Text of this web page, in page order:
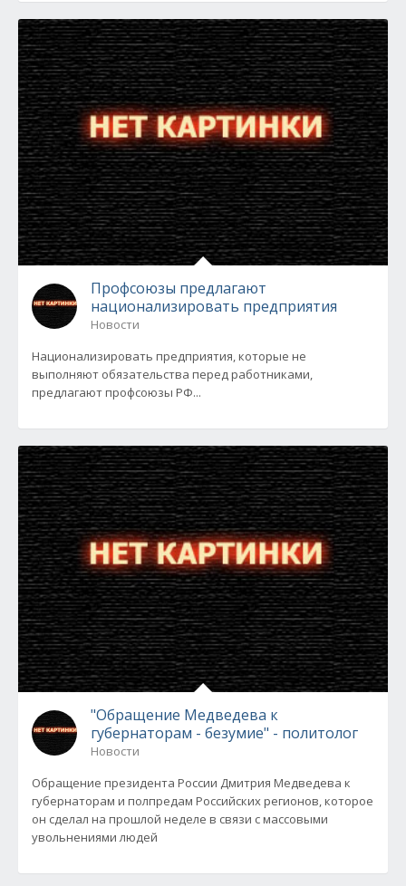
Профсоюзы предлагают
национализировать предприятия
Новости
Национализировать предприятия, которые не
выполняют обязательства перед работниками,
предлагают профсоюзы РФ...
"Обращение Медведева к
губернаторам - безумие" - политолог
Новости
Обращение президента России Дмитрия Медведева к
губернаторам и полпредам Российских регионов, которое
он сделал на прошлой неделе в связи с массовыми
увольнениями людей